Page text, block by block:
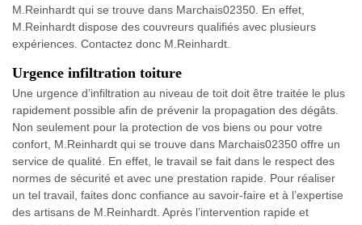
M.Reinhardt qui se trouve dans Marchais02350. En effet,
M.Reinhardt dispose des couvreurs qualifiés avec plusieurs
expériences. Contactez donc M.Reinhardt.
Urgence infiltration toiture
Une urgence d’infiltration au niveau de toit doit être traitée le plus
rapidement possible afin de prévenir la propagation des dégâts.
Non seulement pour la protection de vos biens ou pour votre
confort, M.Reinhardt qui se trouve dans Marchais02350 offre un
service de qualité. En effet, le travail se fait dans le respect des
normes de sécurité et avec une prestation rapide. Pour réaliser
un tel travail, faites donc confiance au savoir-faire et à l’expertise
des artisans de M.Reinhardt. Après l’intervention rapide et